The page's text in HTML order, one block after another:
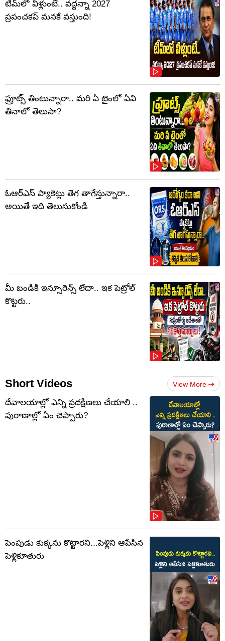
టీమ్‌లో వీళ్లుంటే.. వద్దన్నా 2027
ప్రపంచకప్‌ మనకే వస్తుంది!
ఫ్రూట్స్‌ తింటున్నారా.. మరి ఏ టైంలో ఏవి
తినాలో తెలుసా?
ఓఆర్‌ఎస్‌ ప్యాకెట్లు తెగ తాగేస్తున్నారా..
అయితే ఇది తెలుసుకోండి
మీ బండికి ఇన్సూరెన్స్ లేదా.. ఇక పెట్రోల్
కొట్టరు..
Short Videos View More
దేవాలయాల్లో ఎన్ని ప్రదక్షిణలు చేయాలి ..
పురాణాల్లో ఏం చెప్పారు?
పెంపుడు కుక్కను కొట్టారని...పెళ్లిని ఆపేసిన
పెళ్లికూతురు